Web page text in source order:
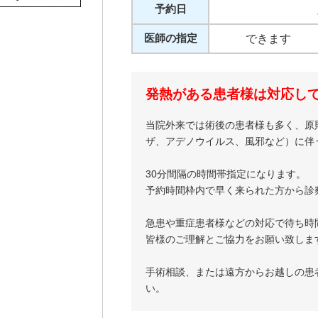
予約日
医師の指定 できます
発熱がある患者様は対応し
当院外来では術後の患者様も多く、
ザ、アデノウイルス、風邪など）に
30分間隔の時間帯指定になります。
予約時間枠内で早く来られた方から診
急患や重症患者様などの対応で待ち
皆様のご理解とご協力をお願い致しま
手術相談、または遠方からお越しの
い。